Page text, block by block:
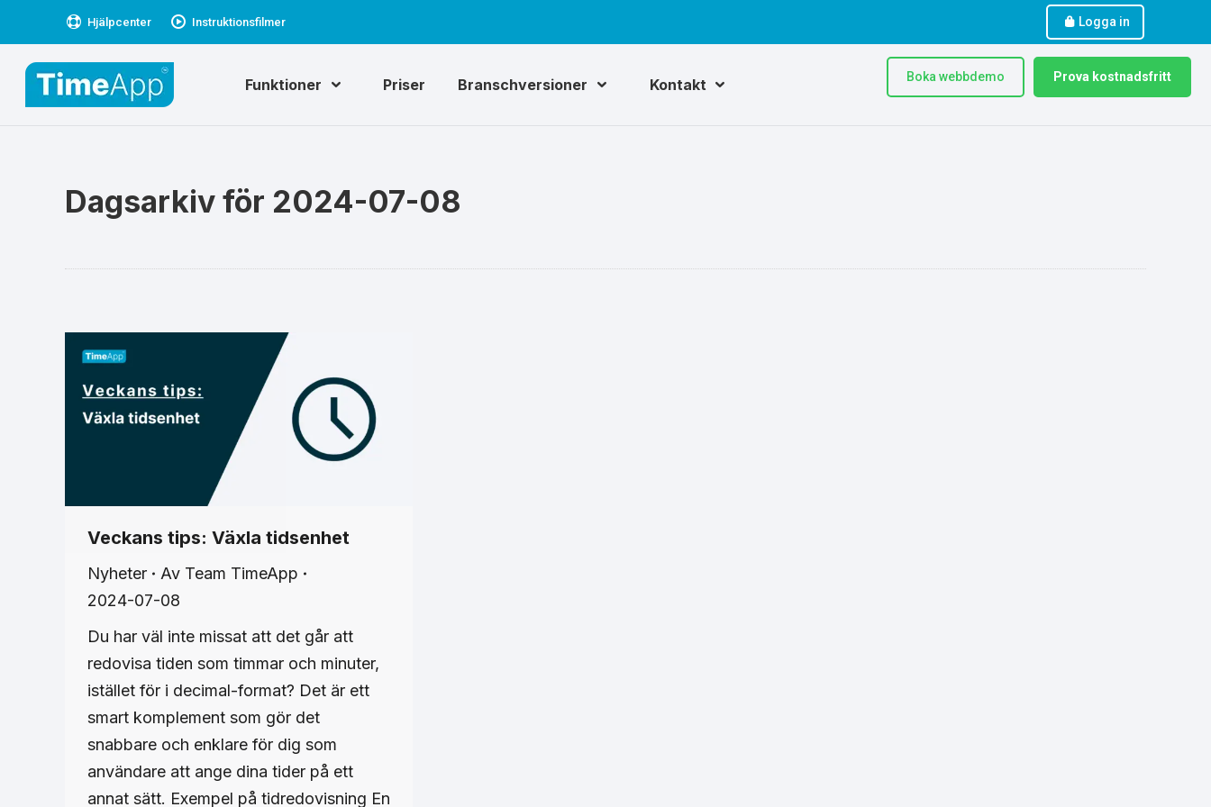
Hjälpcenter Instruktionsfilmer Logga in
Funktioner Priser Branschversioner Kontakt Boka webbdemo Prova kostnadsfritt
Dagsarkiv för 2024-07-08
Veckans tips: Växla tidsenhet
Nyheter Av Team TimeApp
2024-07-08
Du har väl inte missat att det går att
redovisa tiden som timmar och minuter,
istället för i decimal-format? Det är ett
smart komplement som gör det
snabbare och enklare för dig som
användare att ange dina tider på ett
annat sätt. Exempel på tidredovisning En